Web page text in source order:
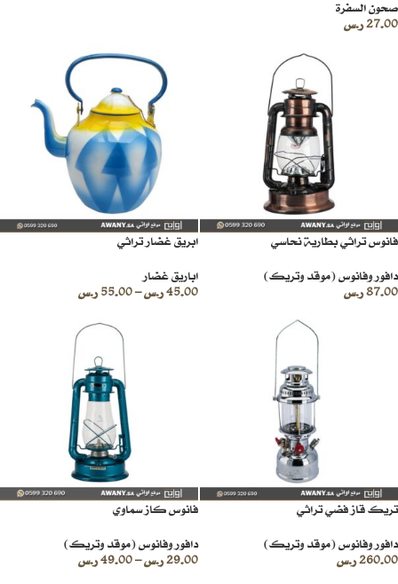
صحون السفرة
27.00ر.س
فانوس تراثي بطارية نحاسي
دافور وفانوس (موقد وتريك)
87.00ر.س
ابريق غضار تراثي
اباريق غضار
45.00ر.س–
55.00ر.س
تريك قاز فضي تراثي
دافور وفانوس (موقد وتريك)
260.00ر.س
فانوس كاز سماوي
دافور وفانوس (موقد وتريك)
29.00ر.س–
49.00ر.س